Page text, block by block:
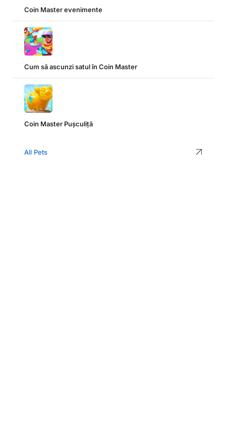
Coin Master evenimente
Cum să ascunzi satul în Coin Master
Coin Master Pușculiță
All Pets